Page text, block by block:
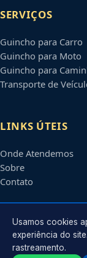
SERVIÇOS
Guincho para Carro
Guincho para Moto
Guincho para
Transporte de
LINKS ÚTEIS
Onde Atendemos
Sobre
Contato
CONTATO
Atendimento em
Usamos cookies
experiência do
rastreamento.